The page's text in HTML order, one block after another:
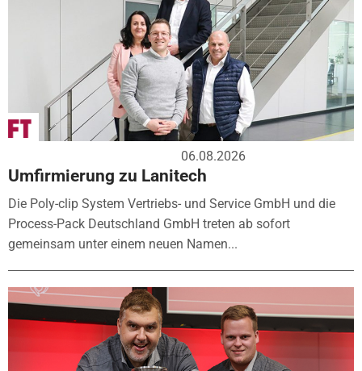
06.08.2026
Umfirmierung zu Lanitech
Die Poly-clip System Vertriebs- und Service GmbH und die
Process-Pack Deutschland GmbH treten ab sofort
gemeinsam unter einem neuen Namen...